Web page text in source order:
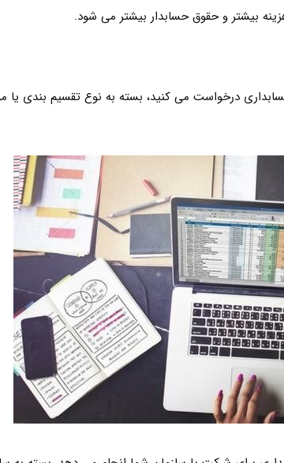
بیشتر و حقوق حسابدار بیشتر می شود.
درخواست می کنید، بسته به نوع تقسیم بندی یا